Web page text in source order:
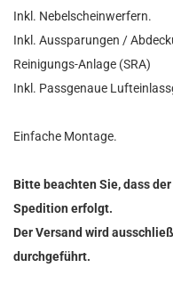
Inkl. Nebelscheinwerfern.
Inkl. Aussparungen /
Reinigungs-Anlage (SRA)
Inkl. Passgenaue
Einfache Montage.
Bitte beachten Sie, dass
Spedition erfolgt.
Der Versand wird
durchgeführt.